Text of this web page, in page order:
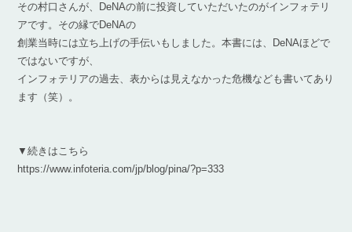
その村口さんが、DeNAの前に投資していただいたのがインフォテリ
アです。その縁でDeNAの
創業当時には立ち上げの手伝いもしました。本書には、DeNAほどで
ではないですが、
インフォテリアの過去、表からは見えなかった危機なども書いてあり
ます（笑）。
▼続きはこちら
https://www.infoteria.com/jp/blog/pina/?p=333